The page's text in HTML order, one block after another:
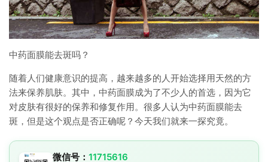
中药面膜能去斑吗？
随着人们健康意识的提高，越来越多的人开始选择用天然的方
法来保养肌肤。其中，中药面膜成为了不少人的首选，因为它
对皮肤有很好的保养和修复作用。很多人认为中药面膜能去
斑，但是这个观点是否正确呢？今天我们就来一探究竟。
微信号： 11715616